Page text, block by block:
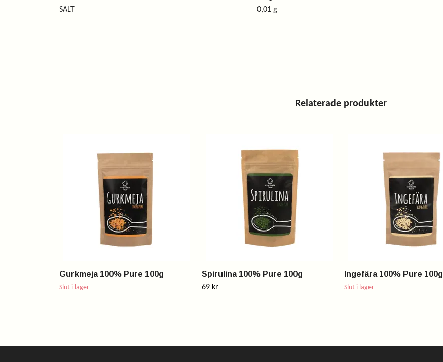
SALT 0,01 g
Gurkmeja 100% Pure 100g
Slut i lager
Spirulina 100% Pure 100g
69 kr
Ingefära 100% Pure 100g
Slut i lager